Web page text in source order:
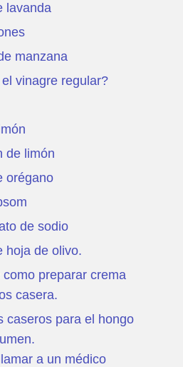
lavanda
manzana
vinagre regular?
de limón
orégano
de sodio
hoja de olivo.
como preparar crema
casera.
caseros para el hongo
a un médico